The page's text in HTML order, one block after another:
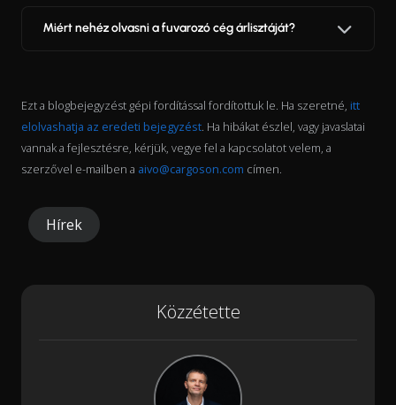
Miért nehéz olvasni a fuvarozó cég árlisztáját?
Ezt a blogbejegyzést gépi fordítással fordítottuk le. Ha szeretné, itt
elolvashatja az eredeti bejegyzést. Ha hibákat észlel, vagy javaslatai
vannak a fejlesztésre, kérjük, vegye fel a kapcsolatot velem, a
szerzővel e-mailben a aivo@cargoson.com címen.
Hírek
Közzétette